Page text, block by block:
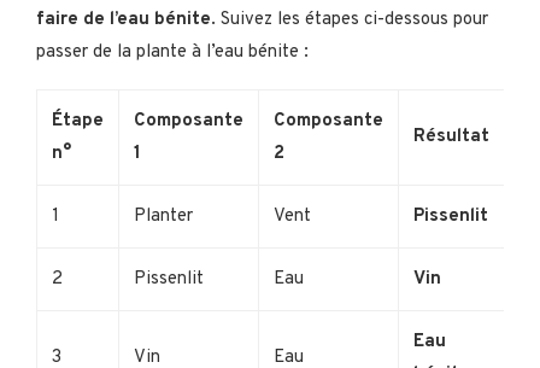
faire de l’eau bénite. Suivez les étapes ci-dessous pour
passer de la plante à l’eau bénite :
Étape
n°
Composante
1
Composante
2
Résultat
1 Planter Vent Pissenlit
2 Pissenlit Eau Vin
3 Vin Eau
Eau